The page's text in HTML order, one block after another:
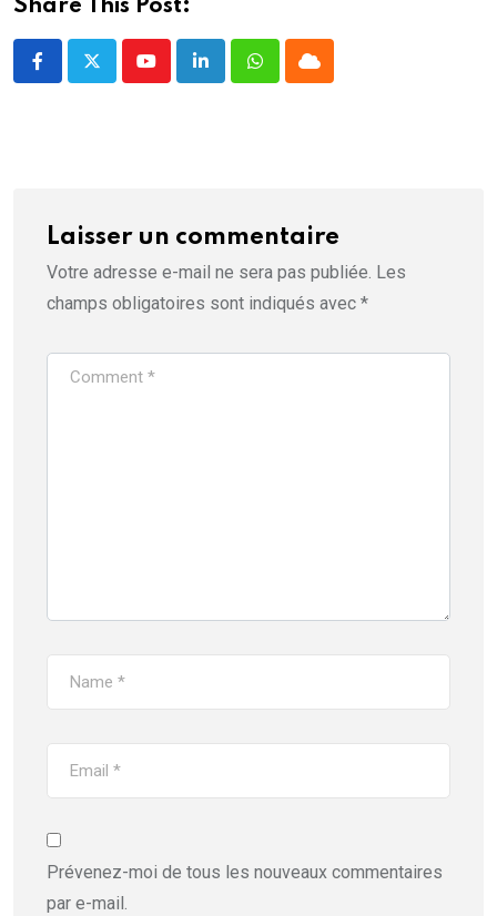
t
e
Share This Post:
YoutubeLinkedInWhatsappCloud
Laisser un commentaire
Votre adresse e-mail ne sera pas publiée. Les
champs obligatoires sont indiqués avec *
Prévenez-moi de tous les nouveaux commentaires
par e-mail.